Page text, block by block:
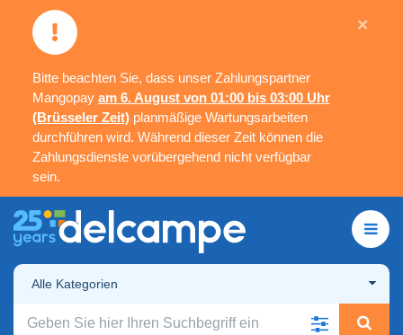
Bitte beachten Sie, dass unser Zahlungspartner
Mangopay am 6. August von 01:00 bis 03:00 Uhr
(Brüsseler Zeit) planmäßige Wartungsarbeiten
durchführen wird. Während dieser Zeit können die
Zahlungsdienste vorübergehend nicht verfügbar
sein.
×
Alle Kategorien